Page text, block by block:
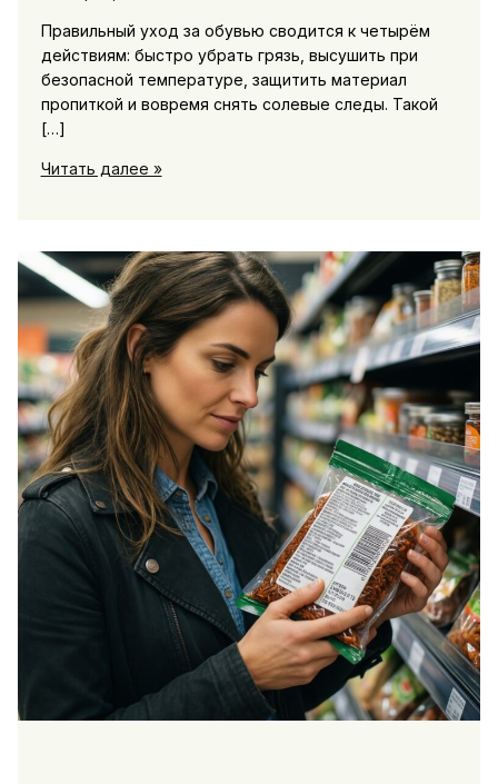
Правильный уход за обувью сводится к четырём
действиям: быстро убрать грязь, высушить при
безопасной температуре, защитить материал
пропиткой и вовремя снять солевые следы. Такой
[…]
Уход
по
чистке,
сушке
и
защите
от
соли
для
продления
срока
службы
Читать далее »